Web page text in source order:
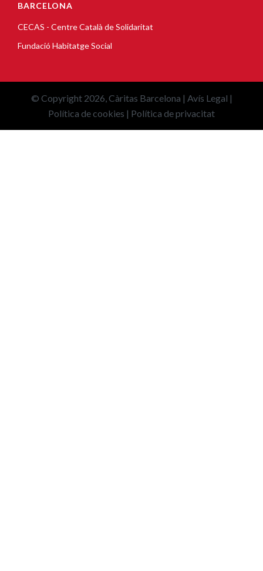
BARCELONA
CECAS - Centre Català de Solidaritat
Fundació Habitatge Social
© Copyright 2026, Càritas Barcelona | Avís Legal |
Política de cookies | Política de privacitat